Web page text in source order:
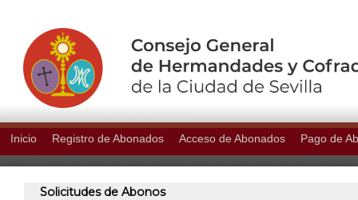
Inicio Registro de Abonados Acceso de Abonados Pago de
Solicitudes de Abonos